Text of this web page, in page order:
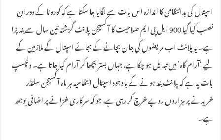
اسپتال کی بدانتظامی کا اندازہ اس بات سے لگایا جا سکتا ہے کہ کورونا کے دوران
نصب کیا گیا 900 ایل پی ایم صلاحیت کا آکسیجن پلانٹ گزشتہ تین سال سے بند پڑا
ہے۔ یہ پلانٹ اب مریضوں کی جان بچانے کے بجائے اسپتال کے ملازمین کے
لیے ‘آرام گاہ’ میں تبدیل ہو چکا ہے، جہاں بستر بچھا کر آرام کیا جاتا ہے۔ دلچسپ
بات یہ ہے کہ پلانٹ بند ہونے کے باوجود اسپتال انتظامیہ ہر ماہ آکسیجن سلنڈر
خریدنے پر ہزاروں روپے خرچ کر رہی ہے، جو کہ سرکاری خزانے پر اضافی بوجھ
ہے۔